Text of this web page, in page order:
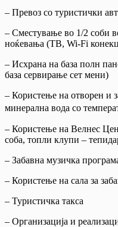
– Превоз со туристички
– Сместување во 1/2 соби
ноќевања (ТВ, Wi-Fi
– Исхрана на база полн
база сервирање сет мени)
– Користење на отворен и
минерална вода со
– Користење на Велнес
соба, топли клупи –
– Забавна музичка
– Користење на сала за
– Туристичка такса
– Организација и